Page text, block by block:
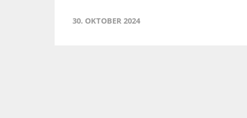
30. OKTOBER 2024